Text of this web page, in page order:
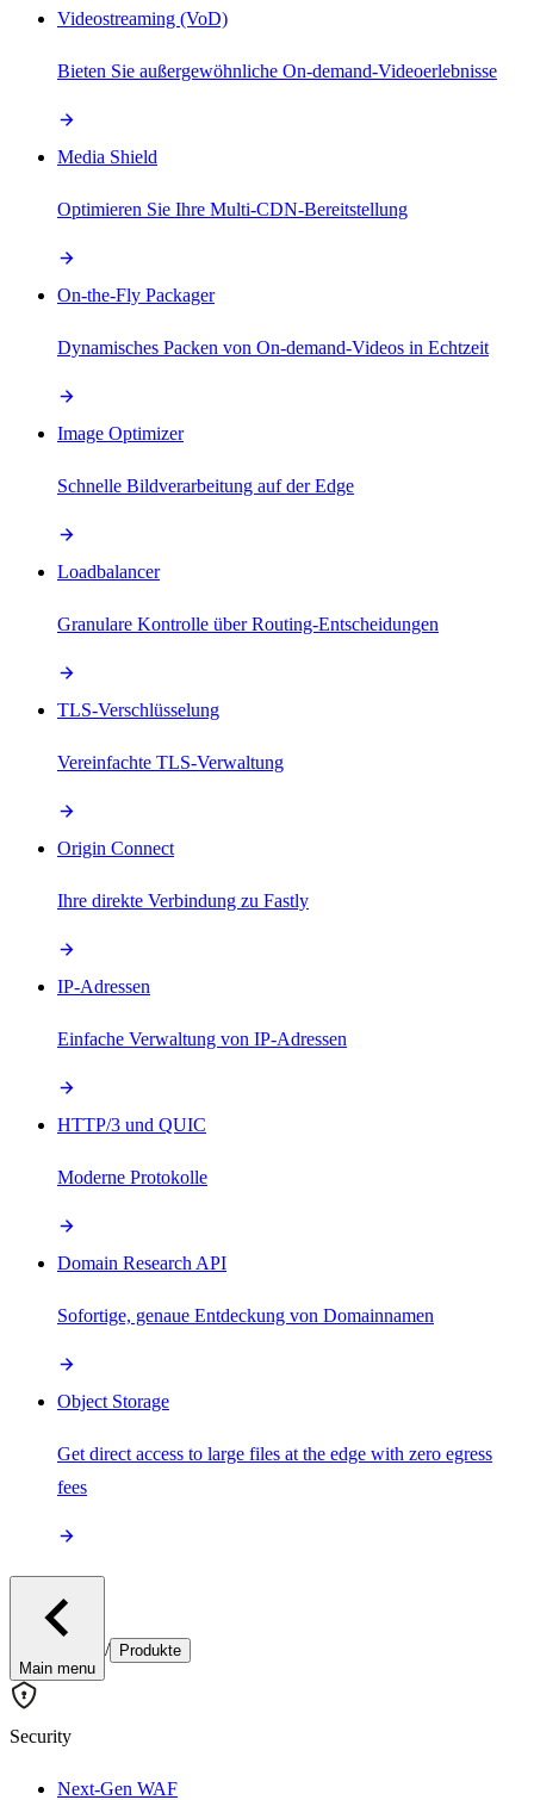
Videostreaming (VoD)
Bieten Sie außergewöhnliche On-demand-Videoerlebnisse
Media Shield
Optimieren Sie Ihre Multi-CDN-Bereitstellung
On-the-Fly Packager
Dynamisches Packen von On-demand-Videos in Echtzeit
Image Optimizer
Schnelle Bildverarbeitung auf der Edge
Loadbalancer
Granulare Kontrolle über Routing-Entscheidungen
TLS-Verschlüsselung
Vereinfachte TLS-Verwaltung
Origin Connect
Ihre direkte Verbindung zu Fastly
IP-Adressen
Einfache Verwaltung von IP-Adressen
HTTP/3 und QUIC
Moderne Protokolle
Domain Research API
Sofortige, genaue Entdeckung von Domainnamen
Object Storage
Get direct access to large files at the edge with zero egress
fees
Main menu
/ Produkte
Security
Next-Gen WAF